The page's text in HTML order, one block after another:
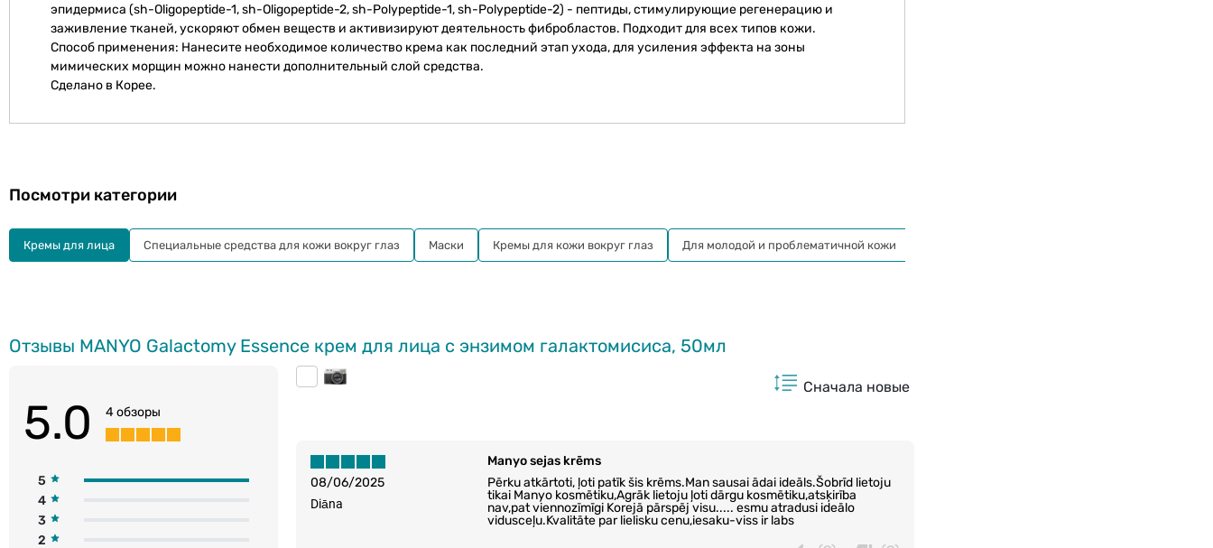
эпидермиса (sh-Oligopeptide-1, sh-Oligopeptide-2, sh-Polypeptide-1, sh-Polypeptide-2) - пептиды, стимулирующие регенерацию и
заживление тканей, ускоряют обмен веществ и активизируют деятельность фибробластов. Подходит для всех типов кожи.
Способ применения: Нанесите необходимое количество крема как последний этап ухода, для усиления эффекта на зоны
мимических морщин можно нанести дополнительный слой средства.
Сделано в Корее.
Отзывы MANYO Galactomy Essence крем для лица с энзимом галактомисиса, 50мл
5.0 4 обзоры
5
4
3
2
Сначала новые
08/06/2025
Manyo sejas krēms
Pērku atkārtoti, ļoti patīk šis krēms.Man sausai ādai ideāls.Šobrīd lietoju
tikai Manyo kosmētiku,Agrāk lietoju ļoti dārgu kosmētiku,atsķirība
nav,pat viennozīmīgi Korejā pārspēj visu..... esmu atradusi ideālo
vidusceļu.Kvalitāte par lielisku cenu,iesaku-viss ir labs
Diāna
Посмотри категории
Кремы для лица Специальные средства для кожи вокруг глаз Маски Кремы для кожи вокруг глаз Для молодой и проблематичной кожи